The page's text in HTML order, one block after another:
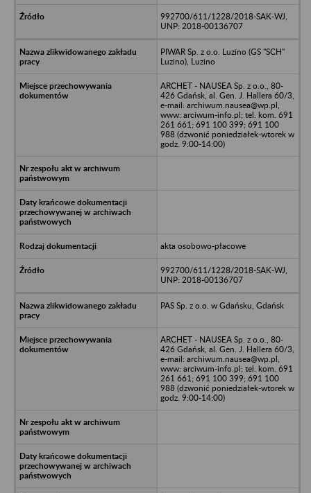
992700/611/1228/2018-SAK-WJ,
UNP: 2018-00136707
PIWAR Sp. z o.o. Luzino (GS "SCH"
Luzino), Luzino
ARCHET - NAUSEA Sp. z o.o., 80-
426 Gdańsk, al. Gen. J. Hallera 60/3,
e-mail: archiwum.nausea@wp.pl,
www: arciwum-info.pl; tel. kom. 691
261 661; 691 100 399; 691 100
988 (dzwonić poniedziałek-wtorek w
godz. 9:00-14:00)
akta osobowo-płacowe
992700/611/1228/2018-SAK-WJ,
UNP: 2018-00136707
PAS Sp. z o.o. w Gdańsku, Gdańsk
ARCHET - NAUSEA Sp. z o.o., 80-
426 Gdańsk, al. Gen. J. Hallera 60/3,
e-mail: archiwum.nausea@wp.pl,
www: arciwum-info.pl; tel. kom. 691
261 661; 691 100 399; 691 100
988 (dzwonić poniedziałek-wtorek w
godz. 9:00-14:00)